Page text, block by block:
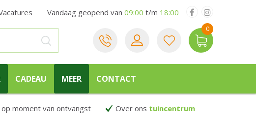
Vandaag geopend van 09:00 t/m 18:00
CADEAU MEER CONTACT
op moment van ontvangst Over ons tuincentrum